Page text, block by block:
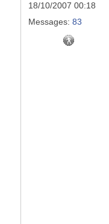
18/10/2007 00:18
Messages: 83